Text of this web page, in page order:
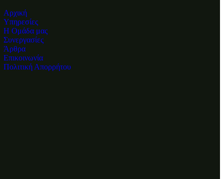
Αρχική
Υπηρεσίες
Η Ομάδα μας
Συνεργασίες
Άρθρα
Επικοινωνία
Πολιτική Απορρήτου